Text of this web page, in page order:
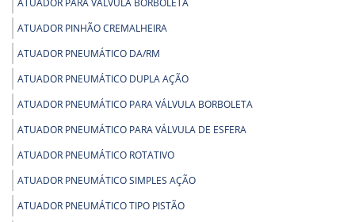
ATUADOR PARA VÁLVULA BORBOLETA
ATUADOR PINHÃO CREMALHEIRA
ATUADOR PNEUMÁTICO DA/RM
ATUADOR PNEUMÁTICO DUPLA AÇÃO
ATUADOR PNEUMÁTICO PARA VÁLVULA BORBOLETA
ATUADOR PNEUMÁTICO PARA VÁLVULA DE ESFERA
ATUADOR PNEUMÁTICO ROTATIVO
ATUADOR PNEUMÁTICO SIMPLES AÇÃO
ATUADOR PNEUMÁTICO TIPO PISTÃO